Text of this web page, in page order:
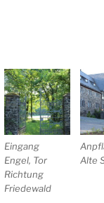
Eingang
Engel, Tor
Richtung
Friedewald
Alte